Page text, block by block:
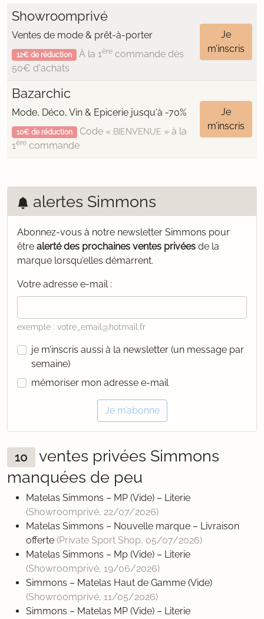
Showroomprivé
Ventes de mode & prêt-à-porter
12€ de réduction À la 1èrecommande dès
50€ d'achats
Je
m’inscris
Bazarchic
Mode, Déco, Vin & Epicerie jusqu'à -70%
10€ de réduction Code « BIENVENUE » à la
1ère commande
Je
m’inscris
alertes Simmons
Abonnez-vous à notre newsletter Simmons pour
être alerté des prochaines ventes privées de la
marque lorsqu’elles démarrent.
Votre adresse e-mail :
exemple : votre_email@hotmail.fr
je m’inscris aussi à la newsletter (un message par
semaine)
mémoriser mon adresse e-mail
Je m’abonne
10
ventes privées Simmons
manquées de peu
Matelas Simmons – MP (Vide) – Literie
(Showroomprivé, 22/07/2026)
Matelas Simmons – Nouvelle marque – Livraison
offerte (Private Sport Shop, 05/07/2026)
Matelas Simmons – Mp (Vide) – Literie
(Showroomprivé, 19/06/2026)
Simmons – Matelas Haut de Gamme (Vide)
(Showroomprivé, 11/05/2026)
Simmons – Matelas MP (Vide) – Literie